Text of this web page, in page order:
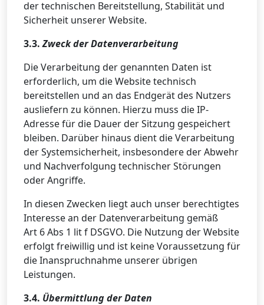
der technischen Bereitstellung, Stabilität und
Sicherheit unserer Website.
3.3.Zweck der Datenverarbeitung
Die Verarbeitung der genannten Daten ist
erforderlich, um die Website technisch
bereitstellen und an das Endgerät des Nutzers
ausliefern zu können. Hierzu muss die IP-
Adresse für die Dauer der Sitzung gespeichert
bleiben. Darüber hinaus dient die Verarbeitung
der Systemsicherheit, insbesondere der Abwehr
und Nachverfolgung technischer Störungen
oder Angriffe.
In diesen Zwecken liegt auch unser berechtigtes
Interesse an der Datenverarbeitung gemäß
Art 6 Abs 1 lit f DSGVO. Die Nutzung der Website
erfolgt freiwillig und ist keine Voraussetzung für
die Inanspruchnahme unserer übrigen
Leistungen.
3.4. Übermittlung der Daten